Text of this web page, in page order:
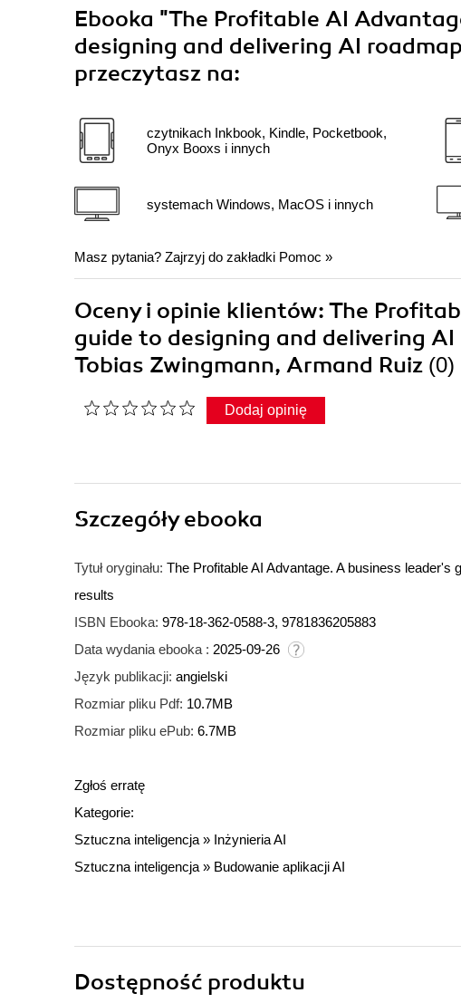
Ebooka "The Profitable AI
designing and delivering AI
przeczytasz na:
czytnikach Inkbook, Kindle, Pocketbook,
Onyx Booxs i innych
systemach Windows, MacOS i innych
Masz pytania? Zajrzyj do zakładki Pomoc »
Oceny i opinie klientów: The
guide to designing and delivering
Tobias Zwingmann, Armand Ruiz (0)
Dodaj opinię
Szczegółyebooka
Tytuł oryginału: The Profitable AI Advantage. A business
results
ISBN Ebooka: 978-18-362-0588-3, 9781836205883
Data wydania ebooka : 2025-09-26
Język publikacji: angielski
Rozmiar pliku Pdf: 10.7MB
Rozmiar pliku ePub: 6.7MB
Zgłoś erratę
Kategorie:
Sztuczna inteligencja » Inżynieria AI
Sztuczna inteligencja » Budowanie aplikacji AI
Dostępność produktu